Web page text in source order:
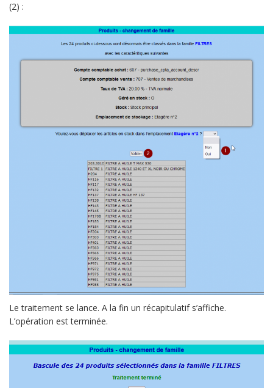
(2) :
Le traitement se lance. A la fin un récapitulatif s’affiche.
L’opération est terminée.